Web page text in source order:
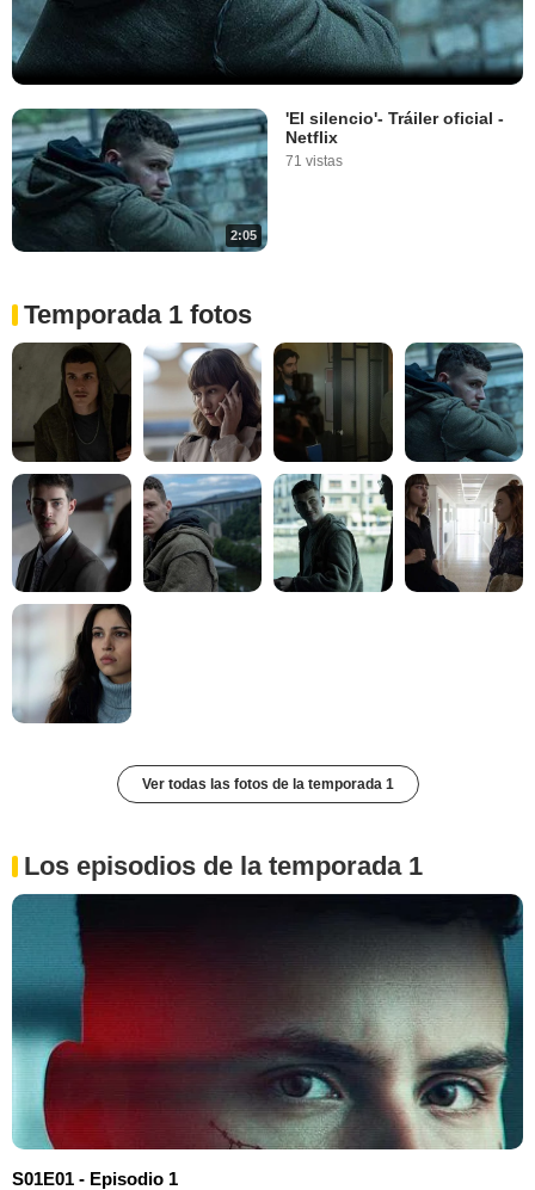
2:05
'El silencio'- Tráiler oficial -
Netflix
71 vistas
Temporada 1 fotos
Ver todas las fotos de la temporada 1
Los episodios de la temporada 1
S01E01 - Episodio 1